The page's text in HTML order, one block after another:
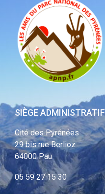
SIÈGE ADMINISTRATIF
Cité des Pyrénées
29 bis rue Berlioz
64000 Pau
05 59 27 15 30